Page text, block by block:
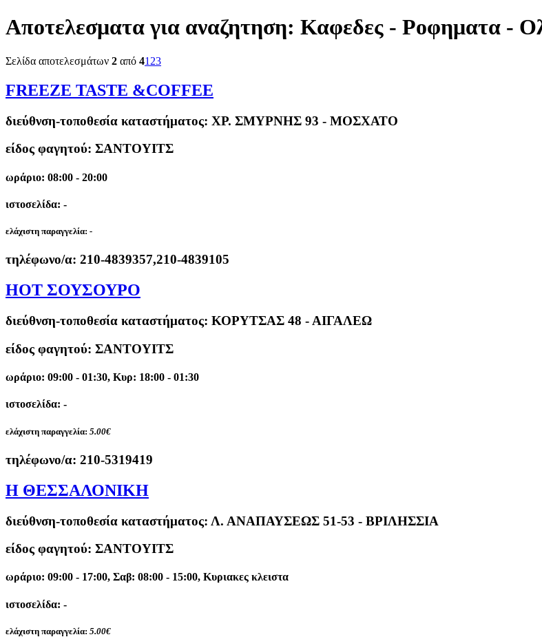
Αποτελεσματα για αναζητηση: Καφεδες - Ροφηματα -
Σελίδα αποτελεσμάτων 2 από 41 23
FREEZE TASTE &COFFEE
διεύθνση-τοποθεσία καταστήματος: ΧΡ. ΣΜΥΡΝΗΣ 93 - ΜΟΣΧΑΤΟ
είδος φαγητού: ΣΑΝΤΟΥΙΤΣ
ωράριο: 08:00 - 20:00
ιστοσελίδα: -
ελάχιστη παραγγελία: -
τηλέφωνο/α: 210-4839357,210-4839105
HOT ΣΟΥΣΟΥΡΟ
διεύθνση-τοποθεσία καταστήματος: ΚΟΡΥΤΣΑΣ 48 - ΑΙΓΑΛΕΩ
είδος φαγητού: ΣΑΝΤΟΥΙΤΣ
ωράριο: 09:00 - 01:30, Κυρ: 18:00 - 01:30
ιστοσελίδα: -
ελάχιστη παραγγελία: 5.00€
τηλέφωνο/α: 210-5319419
Η ΘΕΣΣΑΛΟΝΙΚΗ
διεύθνση-τοποθεσία καταστήματος: Λ. ΑΝΑΠΑΥΣΕΩΣ 51-53 - ΒΡΙΛΗΣΣΙΑ
είδος φαγητού: ΣΑΝΤΟΥΙΤΣ
ωράριο: 09:00 - 17:00, Σαβ: 08:00 - 15:00, Κυριακες κλειστα
ιστοσελίδα: -
ελάχιστη παραγγελία: 5.00€